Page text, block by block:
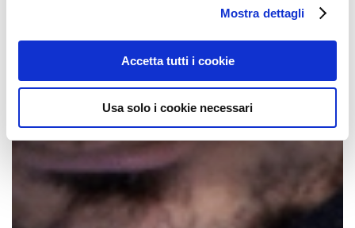
Mostra dettagli
Accetta tutti i cookie
Usa solo i cookie necessari